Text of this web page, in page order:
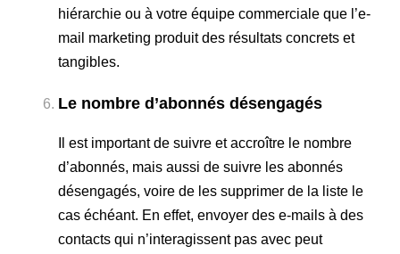
hiérarchie ou à votre équipe commerciale que l’e-
mail marketing produit des résultats concrets et
tangibles.
Le nombre d’abonnés désengagés
Il est important de suivre et accroître le nombre
d’abonnés, mais aussi de suivre les abonnés
désengagés, voire de les supprimer de la liste le
cas échéant. En effet, envoyer des e-mails à des
contacts qui n’interagissent pas avec peut